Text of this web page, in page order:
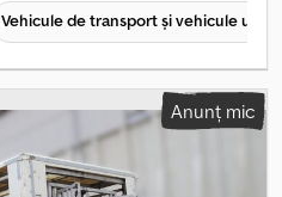
Vehicule de transport şi vehicule
Anunț mic